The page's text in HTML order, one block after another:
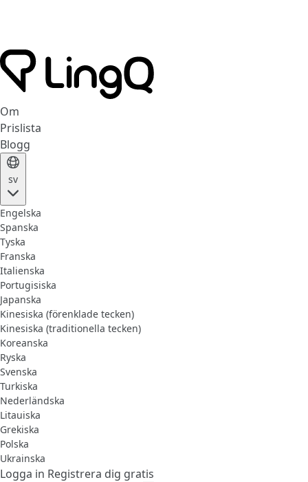
Om
Prislista
Blogg
sv
Engelska
Spanska
Tyska
Franska
Italienska
Portugisiska
Japanska
Kinesiska (förenklade tecken)
Kinesiska (traditionella tecken)
Koreanska
Ryska
Svenska
Turkiska
Nederländska
Litauiska
Grekiska
Polska
Ukrainska
Logga in Registrera dig gratis